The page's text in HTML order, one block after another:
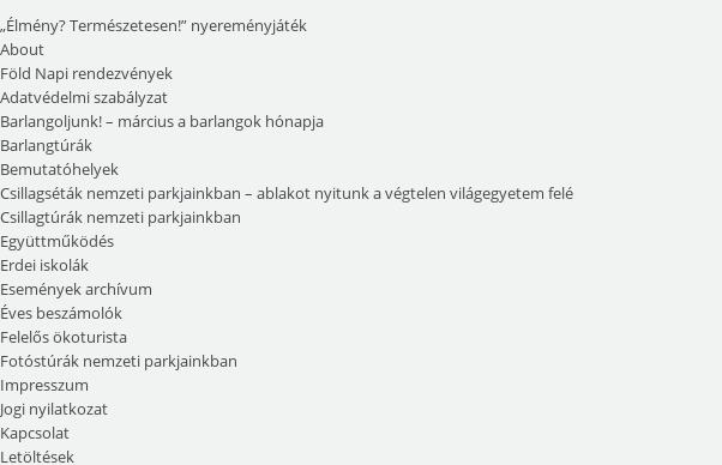
„Élmény? Természetesen!” nyereményjáték
About
Föld Napi rendezvények
Adatvédelmi szabályzat
Barlangoljunk! – március a barlangok hónapja
Barlangtúrák
Bemutatóhelyek
Csillagséták nemzeti parkjainkban – ablakot nyitunk a végtelen világegyetem felé
Csillagtúrák nemzeti parkjainkban
Együttműködés
Erdei iskolák
Események archívum
Éves beszámolók
Felelős ökoturista
Fotóstúrák nemzeti parkjainkban
Impresszum
Jogi nyilatkozat
Kapcsolat
Letöltések